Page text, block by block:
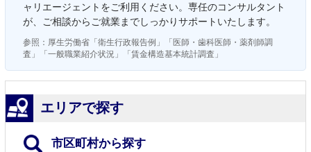
ャリエージェントをご利用ください。専任のコンサルタント
が、ご相談からご就業までしっかりサポートいたします。
参照：厚生労働省「衛生行政報告例」「医師・歯科医師・薬剤師調
査」「一般職業紹介状況」「賃金構造基本統計調査」
エリアで探す
市区町村から探す